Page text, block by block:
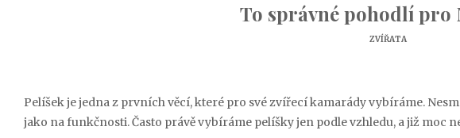
To správné pohodlí pro
ZVÍŘATA
Pelíšek je jedna z prvních věcí, které pro své zvířecí kamarády vybíráme.
jako na funkčnosti. Často právě vybíráme pelíšky jen podle vzhledu, a již moc